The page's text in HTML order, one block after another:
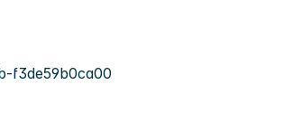
f3de59b0ca00